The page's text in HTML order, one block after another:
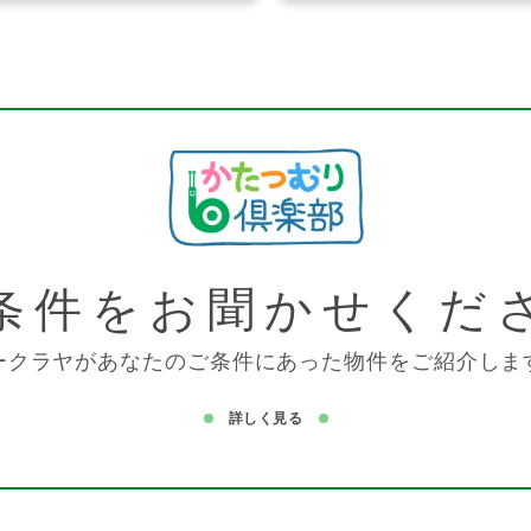
件を お聞かせくだ
クラヤがあなたのご条件にあった物件をご紹介しま
詳しく見る